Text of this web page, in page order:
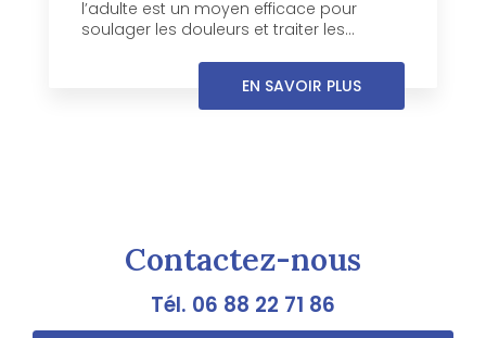
l’adulte est un moyen efficace pour
soulager les douleurs et traiter les...
EN SAVOIR PLUS
Contactez-nous
Tél. 06 88 22 71 86